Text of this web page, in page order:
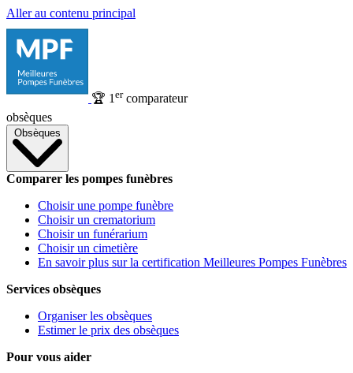
Aller au contenu principal
🏆 1 ercomparateur
obsèques
Obsèques
Comparer les pompes funèbres
Choisir une pompe funèbre
Choisir un crematorium
Choisir un funérarium
Choisir un cimetière
En savoir plus sur la certification Meilleures Pompes Funèbres
Services obsèques
Organiser les obsèques
Estimer le prix des obsèques
Pour vous aider